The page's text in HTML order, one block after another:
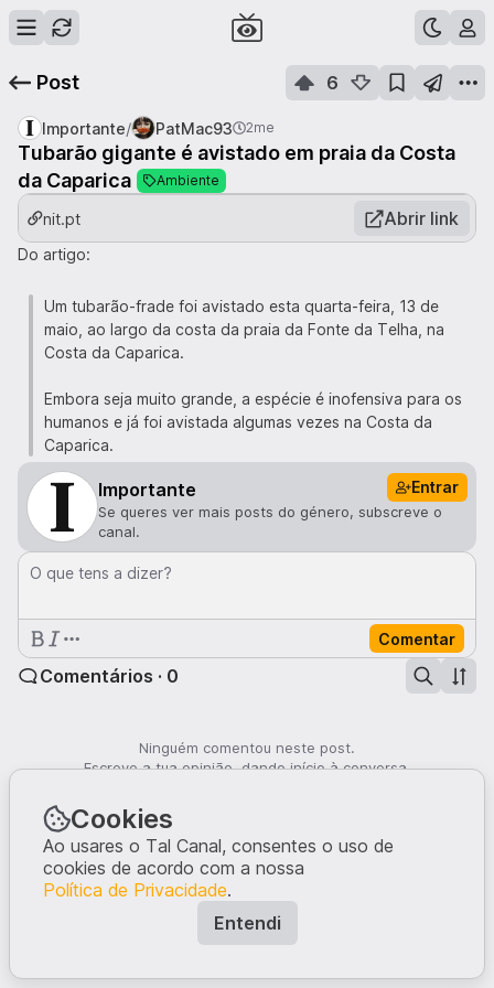
Post 6
Importante/ PatMac93 2me
Tubarão gigante é avistado em praia da Costa
da Caparica
Ambiente
nit.pt Abrir link
Do artigo:
Um tubarão-frade foi avistado esta quarta-feira, 13 de
maio, ao largo da costa da praia da Fonte da Telha, na
Costa da Caparica.
Embora seja muito grande, a espécie é inofensiva para os
humanos e já foi avistada algumas vezes na Costa da
Caparica.
Importante Entrar
Se queres ver mais posts do género, subscreve o
canal.
O que tens a dizer?
Comentar
Comentários · 0
Ninguém comentou neste post.
Escreve a tua opinião, dando início à conversa.
Cookies
Ao usares o Tal Canal, consentes o uso de
cookies de acordo com a nossa
Política de Privacidade.
Entendi